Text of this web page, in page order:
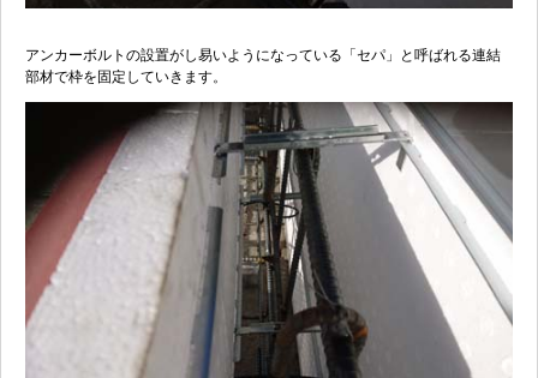
アンカーボルトの設置がし易いようになっている「セパ」と呼ばれる連結
部材で枠を固定していきます。